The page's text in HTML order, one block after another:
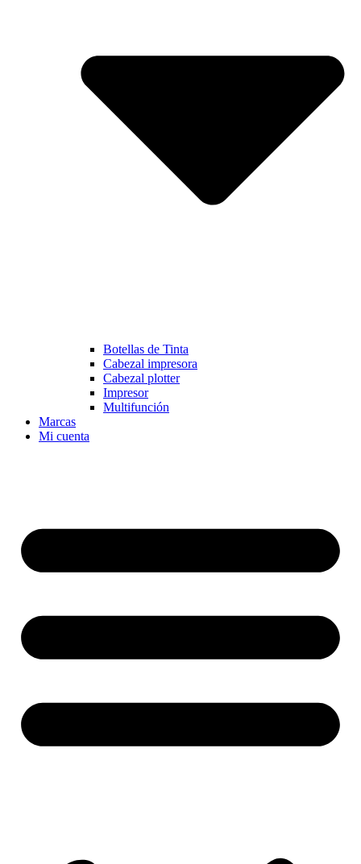
Botellas de Tinta
Cabezal impresora
Cabezal plotter
Impresor
Multifunción
Marcas
Mi cuenta